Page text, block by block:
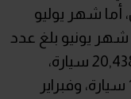
أما شهر يوليو
سيارة، وفي شهر يونيو بلغ عدد
التراخيص 16,140 سيارة.. وفي مايو 20,438 سيارة،
وأبريل 14,148 سيارة، ومارس 15,139 سيارة، وفبراير